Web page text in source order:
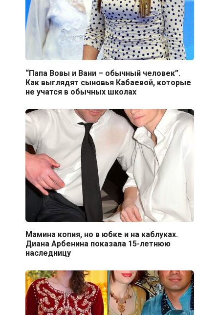
“Папа Вовы и Вани – обычный человек”.
Как выглядят сыновья Кабаевой, которые
не учатся в обычных школах
Мамина копия, но в юбке и на каблуках.
Диана Арбенина показала 15-летнюю
наследницу